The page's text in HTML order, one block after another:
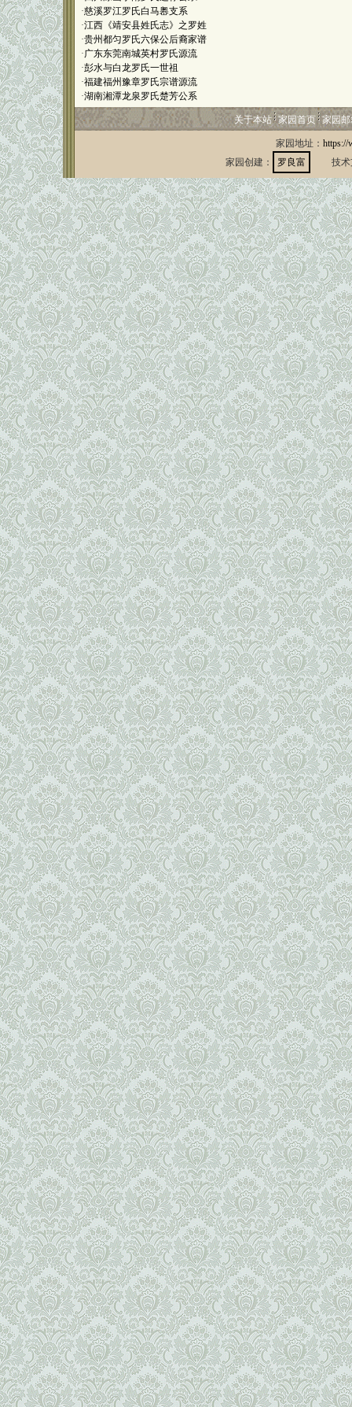
·慈溪罗江罗氏白马嶴支系
·江西《靖安县姓氏志》之罗姓
·贵州都匀罗氏六保公后裔家谱
·广东东莞南城英村罗氏源流
·彭水与白龙罗氏一世祖
·福建福州豫章罗氏宗谱源流
·湖南湘潭龙泉罗氏楚芳公系
关于本站 家园首页 家园
家园地址： https://
家园创建：
罗良富 技术